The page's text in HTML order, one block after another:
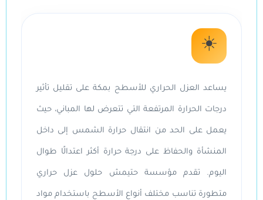
☀️
يساعد العزل الحراري للأسطح بمكة على تقليل تأثير
درجات الحرارة المرتفعة التي تتعرض لها المباني، حيث
يعمل على الحد من انتقال حرارة الشمس إلى داخل
المنشأة والحفاظ على درجة حرارة أكثر اعتدالًا طوال
اليوم. تقدم مؤسسة حتيمش حلول عزل حراري
متطورة تناسب مختلف أنواع الأسطح باستخدام مواد